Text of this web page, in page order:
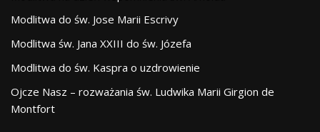
Modlitwa do św. Jose Marii Escrivy
Modlitwa św. Jana XXIII do św. Józefa
Modlitwa do św. Kaspra o uzdrowienie
Ojcze Nasz – rozważania św. Ludwika Marii Girgion de
Montfort